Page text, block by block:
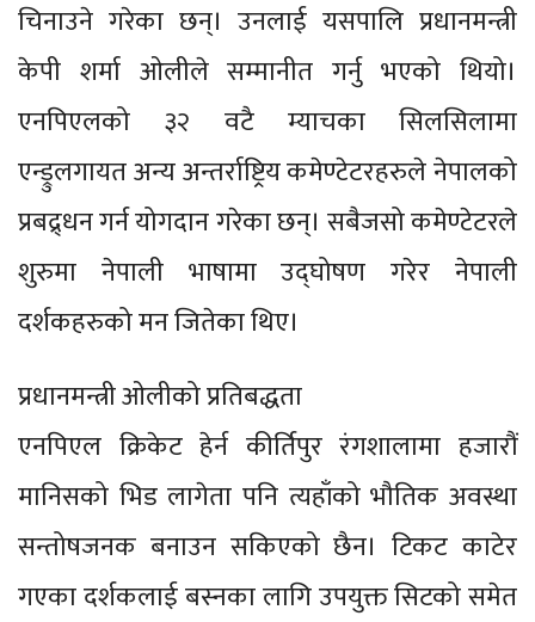
चिनाउने गरेका छन्। उनलाई यसपालि प्रधानमन्त्री
केपी शर्मा ओलीले सम्मानीत गर्नु भएको थियो।
एनपिएलको ३२ वटै म्याचका सिलसिलामा
एन्ड्रुलगायत अन्य अन्तर्राष्ट्रिय कमेण्टेटरहरुले नेपालको
प्रबद्र्धन गर्न योगदान गरेका छन्। सबैजसो कमेण्टेटरले
शुरुमा नेपाली भाषामा उद्घोषण गरेर नेपाली
दर्शकहरुको मन जितेका थिए।
प्रधानमन्त्री ओलीको प्रतिबद्धता
एनपिएल क्रिकेट हेर्न कीर्तिपुर रंगशालामा हजारौं
मानिसको भिड लागेता पनि त्यहाँको भौतिक अवस्था
सन्तोषजनक बनाउन सकिएको छैन। टिकट काटेर
गएका दर्शकलाई बस्नका लागि उपयुक्त सिटको समेत